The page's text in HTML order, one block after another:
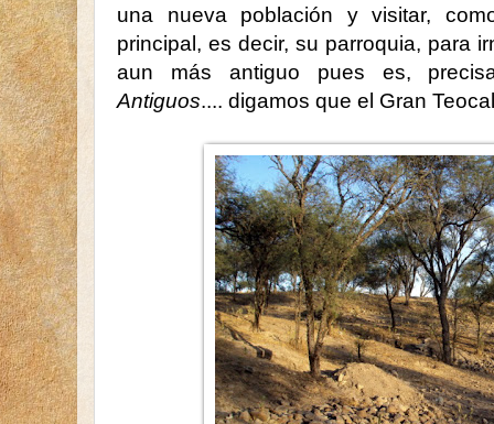
una nueva población y visitar,
principal, es decir, su parroquia, para
aun más antiguo pues es,
Antiguos.... digamos que el Gran